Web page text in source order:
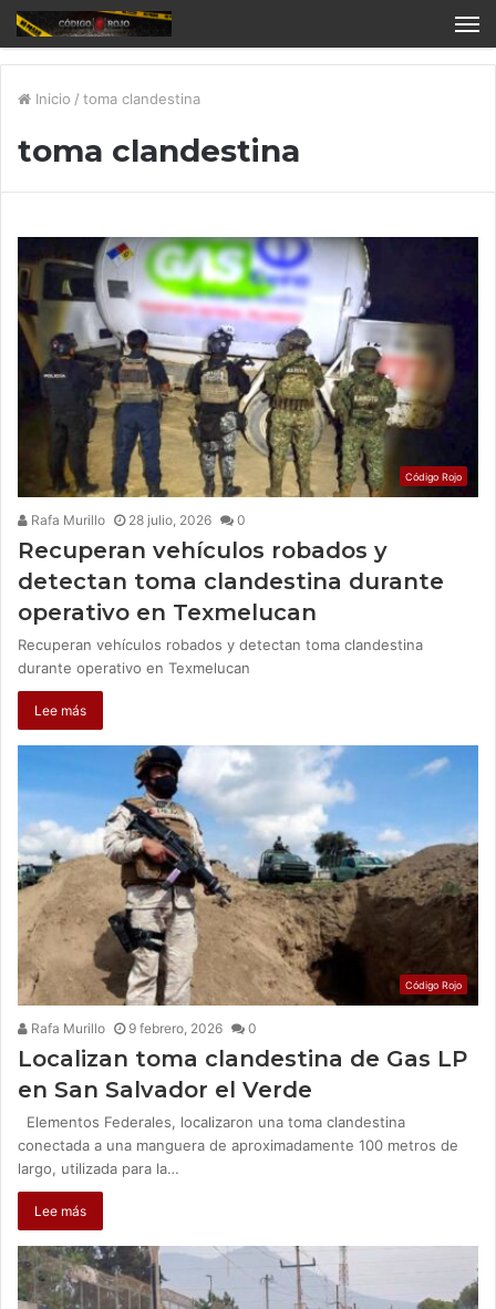
Inicio / toma clandestina
toma clandestina
Código Rojo
Rafa Murillo 28 julio, 2026 0
Recuperan vehículos robados y
detectan toma clandestina durante
operativo en Texmelucan
Recuperan vehículos robados y detectan toma clandestina
durante operativo en Texmelucan
Lee más
Código Rojo
Rafa Murillo 9 febrero, 2026 0
Localizan toma clandestina de Gas LP
en San Salvador el Verde
Elementos Federales, localizaron una toma clandestina
conectada a una manguera de aproximadamente 100 metros de
largo, utilizada para la…
Lee más